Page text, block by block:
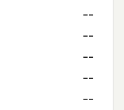
--
--
--
--
--